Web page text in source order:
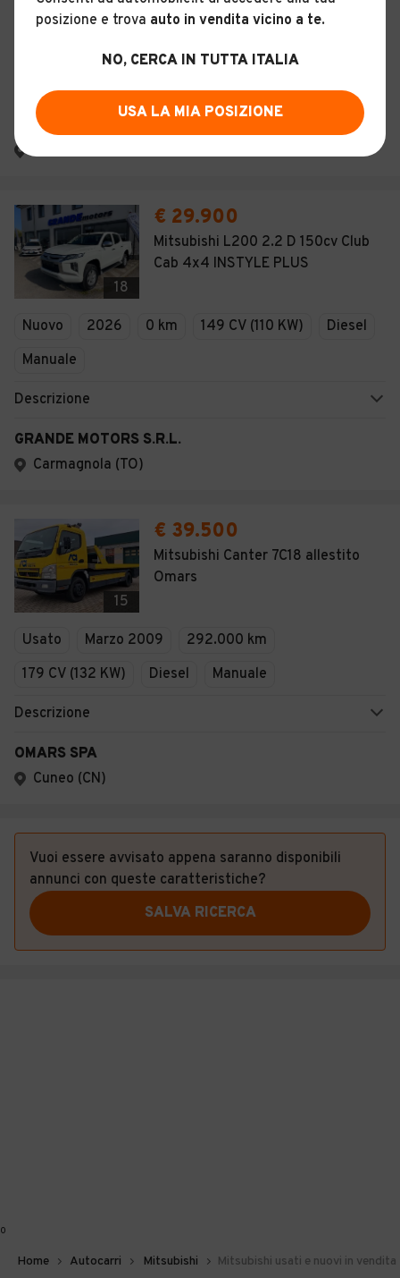
Usato Giugno 2012
83.335 km
Descrizione
NUOVA G.G. CAR S.R.L. SOCIETA' UNIPERSONALE
Asti (AT)
18
€ 29.900
Mitsubishi L200 2.2 D 150cv Club
Cab 4x4 INSTYLE PLUS
Nuovo 2026 0 km 149 CV (110 KW)
Diesel
Manuale
Descrizione
GRANDE MOTORS S.R.L.
Carmagnola (TO)
15
€ 39.500
Mitsubishi Canter 7C18 allestito
Omars
Usato Marzo 2009
292.000 km
179 CV (132 KW)
Diesel Manuale
Descrizione
OMARS SPA
Cuneo (CN)
Vuoi essere avvisato appena saranno disponibili
annunci con queste caratteristiche?
SALVA RICERCA
0
Home Autocarri Mitsubishi Mitsubishi usati e nuovi in vendita
posizione e trova auto in vendita vicino a te.
NO, CERCA IN TUTTA ITALIA
USA LA MIA POSIZIONE